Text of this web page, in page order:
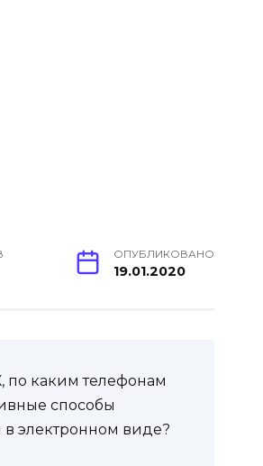
ОПУБЛИКОВАНО
19.01.2020
по каким телефонам
способы
электронном виде?